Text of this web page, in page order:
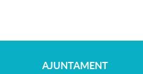
AJUNTAMENT